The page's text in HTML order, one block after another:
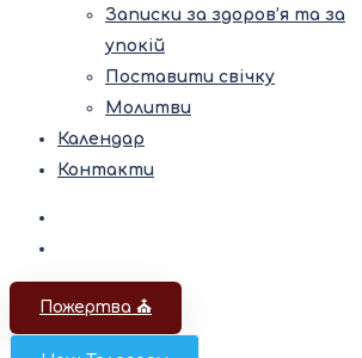
Записки за здоров’я та за
упокій
Поставити свічку
Молитви
Календар
Контакти
Пожертва ⛪️